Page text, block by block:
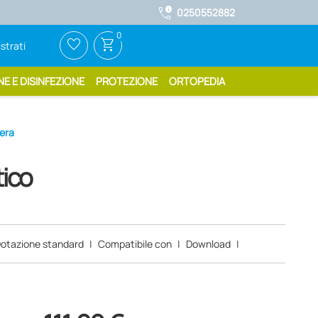
call_quality 0250552882
favorite_border shopping_cart 0
E DISINFEZIONE PROTEZIONE ORTOPEDIA
standard | Compatibile con | Download |